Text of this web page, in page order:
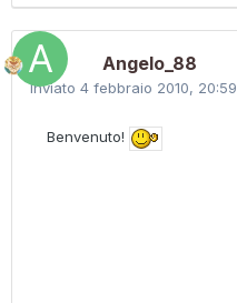
Angelo_88
Inviato 4 febbraio 2010, 20:59
Benvenuto!